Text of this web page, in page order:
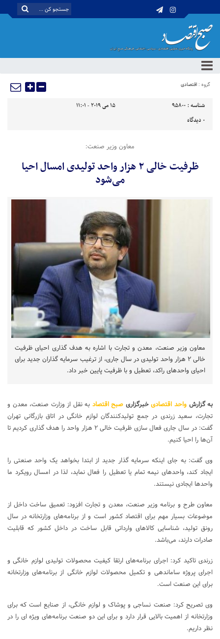
گروه : اقتصادی
شناسه : 95800
15 می 2019 - 11:01
0 دیدگاه
معاون وزیر صنعت:
ظرفیت خالی ۲ هزار واحد تولیدی امسال احیا
می‌شود
معاون وزیر صنعت، معدن و تجارت با اشاره به هدف گذاری احیای ظرفیت
خالی ۲ هزار واحد تولیدی در سال جاری، از ترغیب سرمایه گذاران جدید برای
احیای واحدهای راکد، تعطیل و با ظرفیت پایین خبر داد.
به گزارشواحد اقتصادی خبرگزاری صبح اقتصاد به نقل از وزارت صنعت، معدن و
تجارت، سعید زرندی در جمع تولیدکنندگان لوازم خانگی در اتاق بازرگانی تهران
گفت: در سال جاری فعال سازی ظرفیت خالی ۲ هزار واحد را هدف گذاری کردیم تا
آن‌ها را احیا کنیم.
وی گفت: به جای اینکه سرمایه گذار جدید از ابتدا بخواهد یک واحد صنعتی را
ایجاد کند، واحدهای نیمه تمام یا تعطیل را فعال نماید، لذا در امسال رویکرد ما
واحدها ایجادی نیستند.
معاون طرح و برنامه وزیر صنعت، معدن و تجارت افزود: تعمیق ساخت داخل از
موضوعات بسیار مهم برای اقتصاد کشور است و از برنامه‌های وزارتخانه در سال
رونق تولید، شناسایی کالاهای وارداتی قابل ساخت در داخل کشور که قابلیت
صادرات دارند، می‌باشد.
زرندی تاکید کرد: اجرای برنامه‌های ارتقا کیفیت محصولات تولیدی لوازم خانگی و
اجرای پروژه ساماندهی و تکمیل محصولات لوازم خانگی از برنامه‌های وزارتخانه
برای این صنعت است.
وی تصریح کرد: صنعت نساجی و پوشاک و لوازم خانگی، از صنایع است که برای
وزارتخانه از اهمیت بالایی قرار دارد و برای این دو صنعت برنامه‌های ویژه ای را در
نظر داریم.